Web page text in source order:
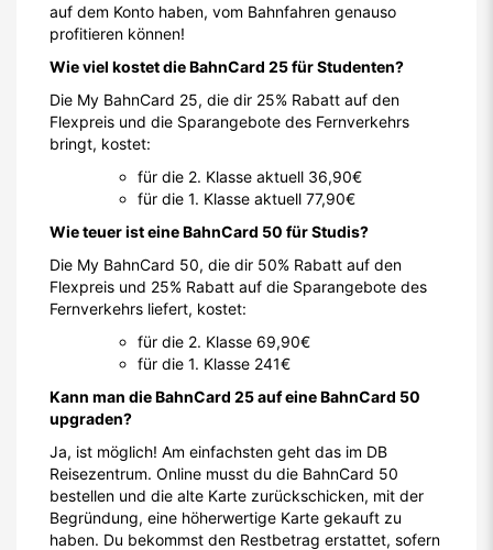
auf dem Konto haben, vom Bahnfahren genauso
profitieren können!
Wie viel kostet die BahnCard 25 für Studenten?
Die My BahnCard 25, die dir 25% Rabatt auf den
Flexpreis und die Sparangebote des Fernverkehrs
bringt, kostet:
für die 2. Klasse aktuell 36,90€
für die 1. Klasse aktuell 77,90€
Wie teuer ist eine BahnCard 50 für Studis?
Die My BahnCard 50, die dir 50% Rabatt auf den
Flexpreis und 25% Rabatt auf die Sparangebote des
Fernverkehrs liefert, kostet:
für die 2. Klasse 69,90€
für die 1. Klasse 241€
Kann man die BahnCard 25 auf eine BahnCard 50
upgraden?
Ja, ist möglich! Am einfachsten geht das im DB
Reisezentrum. Online musst du die BahnCard 50
bestellen und die alte Karte zurückschicken, mit der
Begründung, eine höherwertige Karte gekauft zu
haben. Du bekommst den Restbetrag erstattet, sofern